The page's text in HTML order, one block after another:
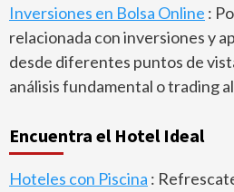
Inversiones en Bolsa Online :
relacionada con inversiones y
desde diferentes puntos de
análisis fundamental o trading
Encuentra el Hotel Ideal
Hoteles con Piscina :